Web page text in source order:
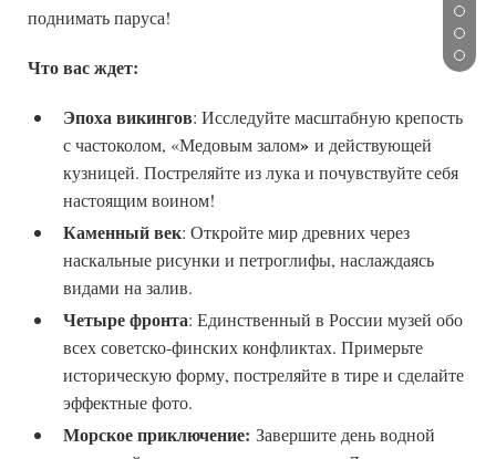
поднимать паруса!
Что вас ждет:
Эпоха викингов: Исследуйте масштабную крепость
с частоколом, «Медовым залом» и действующей
кузницей. Постреляйте из лука и почувствуйте себя
настоящим воином!
Каменный век: Откройте мир древних через
наскальные рисунки и петроглифы, наслаждаясь
видами на залив.
Четыре фронта: Единственный в России музей обо
всех советско-финских конфликтах. Примерьте
историческую форму, постреляйте в тире и сделайте
эффектные фото.
Морское приключение: Завершите день водной